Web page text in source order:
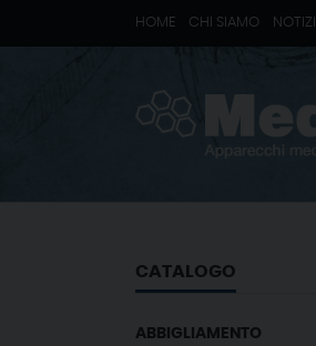
HOME CHI SIAMO
CATALOGO
ABBIGLIAMENTO